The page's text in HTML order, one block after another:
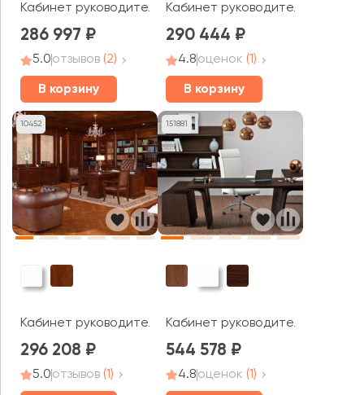
Кабинет руководителя Эмпорио / Emporio
286 997
5.0отзывов (2)
В корзину
Кабинет руководителя Plaza
290 444
4.8оценок (1)
В корзину
10452
Кабинет руководителя Монарх / Monarch
296 208
5.0отзывов (1)
151881
Кабинет руководителя Larus
544 578
4.8оценок (1)